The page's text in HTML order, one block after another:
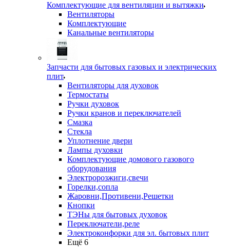
Комплектующие для вентиляции и вытяжки
Вентиляторы
Комплектующие
Канальные вентиляторы
Запчасти для бытовых газовых и электрических
плит
Вентиляторы для духовок
Термостаты
Ручки духовок
Ручки кранов и переключателей
Смазка
Стекла
Уплотнение двери
Лампы духовки
Комплектующие домового газового
оборудования
Электророзжиги,свечи
Горелки,сопла
Жаровни,Противени,Решетки
Кнопки
ТЭНы для бытовых духовок
Переключатели,реле
Электроконфорки для эл. бытовых плит
Ещё 6